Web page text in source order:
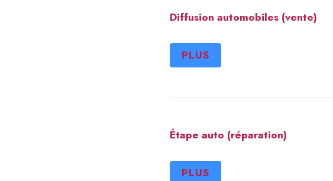
Diffusion automobiles (vente)
PLUS
Étape auto (réparation)
PLUS